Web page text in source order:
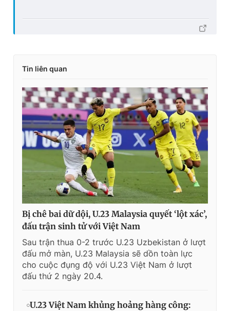
Tin liên quan
Bị chê bai dữ dội, U.23 Malaysia quyết ‘lột xác’,
đấu trận sinh tử với Việt Nam
Sau trận thua 0-2 trước U.23 Uzbekistan ở lượt
đấu mở màn, U.23 Malaysia sẽ dồn toàn lực
cho cuộc đụng độ với U.23 Việt Nam ở lượt
đấu thứ 2 ngày 20.4.
U.23 Việt Nam khủng hoảng hàng công: